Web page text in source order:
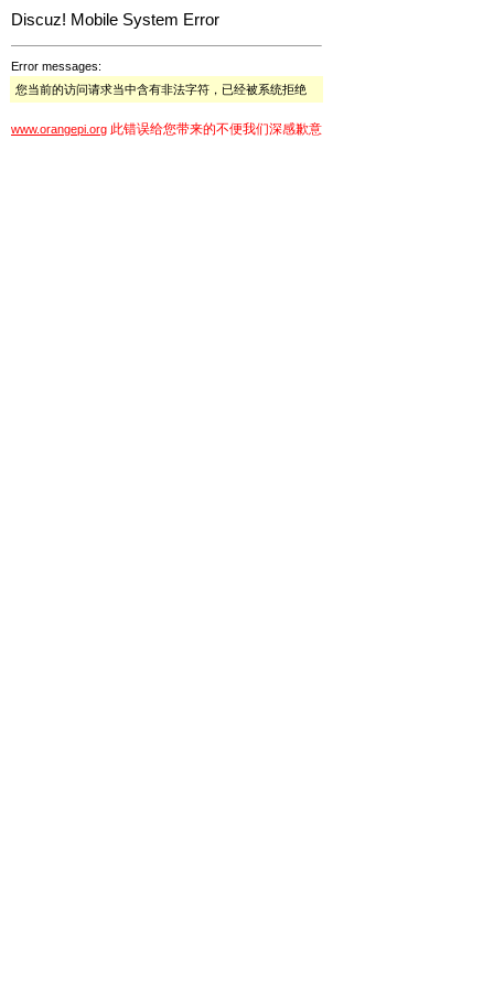
Discuz! Mobile System Error
Error messages:
您当前的访问请求当中含有非法字符，已经被系统拒绝
www.orangepi.org 此错误给您带来的不便我们深感歉意